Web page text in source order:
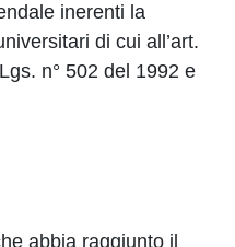
inerenti la
di cui all’art.
n° 502 del 1992 e
abbia raggiunto il